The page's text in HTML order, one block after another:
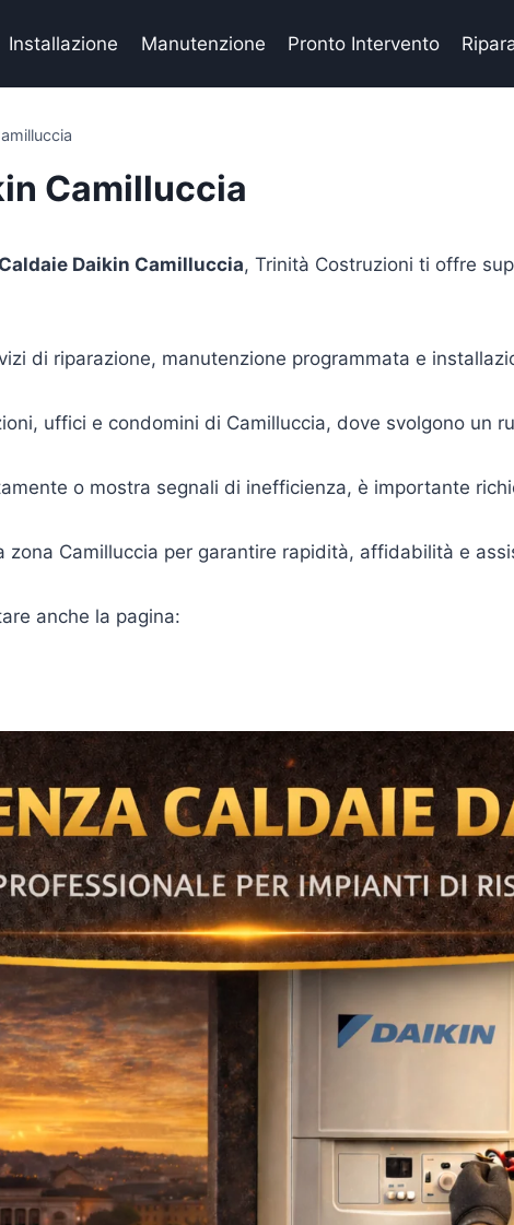
Installazione Manutenzione Pronto Intervento
Camilluccia
Daikin Camilluccia, Trinità Costruzioni ti offre
di riparazione, manutenzione programmata e
uffici e condomini di Camilluccia, dove svolgono un
o mostra segnali di inefficienza, è importante
Camilluccia per garantire rapidità, affidabilità e
anche la pagina: